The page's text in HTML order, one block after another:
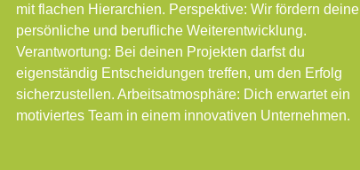
mit flachen Hierarchien. Perspektive: Wir fördern deine
persönliche und berufliche Weiterentwicklung.
Verantwortung: Bei deinen Projekten darfst du
eigenständig Entscheidungen treffen, um den Erfolg
sicherzustellen. Arbeitsatmosphäre: Dich erwartet ein
motiviertes Team in einem innovativen Unternehmen.